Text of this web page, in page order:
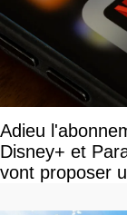
Adieu
Disney+ et
vont proposer